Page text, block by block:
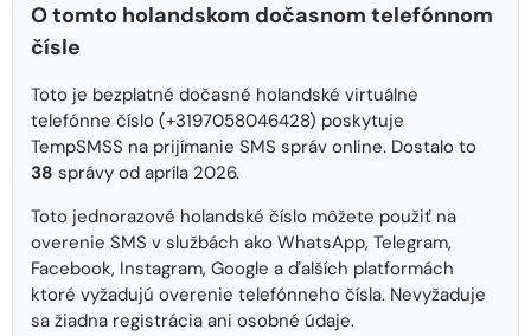
O tomto holandskom dočasnom telefónnom
čísle
Toto je bezplatné dočasné holandské virtuálne
telefónne číslo (+3197058046428) poskytuje
TempSMSS na prijímanie SMS správ online. Dostalo to
38 správy od apríla 2026.
Toto jednorazové holandské číslo môžete použiť na
overenie SMS v službách ako WhatsApp, Telegram,
Facebook, Instagram, Google a ďalších platformách
ktoré vyžadujú overenie telefónneho čísla. Nevyžaduje
sa žiadna registrácia ani osobné údaje.